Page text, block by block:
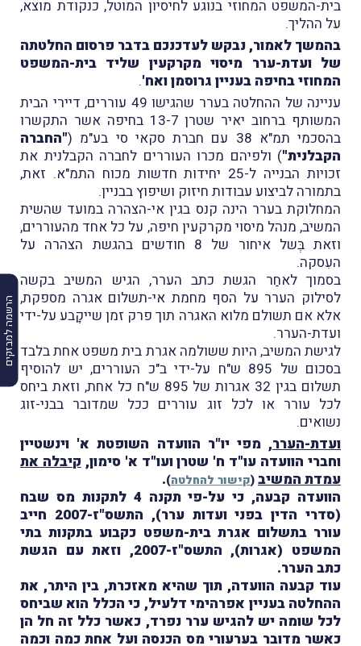
הרשמה למבזקים
בית-המשפט המחוזי בנוגע לחיסיון המוטל, כנקודת מוצא,
על ההליך.
בהמשך לאמור, נבקש לעדכנכם בדבר פרסום החלטתה
של ועדת-ערר מיסוי מקרקעין שליד בית-המשפט
המחוזי בחיפה בעניין גרוסמן ואח'.
עניינה של ההחלטה בערר שהגישו 49 עוררים, דיירי הבית
המשותף ברחוב יאיר שטרן 13-7 בחיפה אשר התקשרו
בהסכמי תמ"א 38 עם חברת סקאי סי בע"מ (
"החברה
הקבלנית") ולפיהם מכרו העוררים לחברה הקבלנית את
זכויות הבנייה ל-25 יחידות חדשות מכוח התמ"א. זאת,
בתמורה לביצוע עבודות חיזוק ושיפוץ בבניין.
המחלוקת בערר הינה קנס בגין אי-הצהרה במועד שהשית
המשיב, מנהל מיסוי מקרקעין חיפה, על כל אחד מהעוררים,
וזאת בְּשל איחור של 8 חודשים בהגשת הצהרה על
העִסקה.
בסמוך לאחַר הגשת כתב הערר, הגיש המשיב בקשה
לסילוק הערר על הסף מחמת אי-תשלום אגרה מספקת,
אלא אם תשולם מלוא האגרה תוך פרק זמן שייקָבע על-ידי
ועדת-הערר.
לגישת המשיב, היות ששולמה אגרת בית משפט אחת בלבד
בסכום של 895 ש"ח על-ידי ב"כ העוררים, יש להוסיף
תשלום בגין 32 אגרות של 895 ש"ח כל אחת, וזאת ביחס
לכל עורר או לכל זוג עוררים ככל שמדובר בבני-זוג
נשואים.
ועדת-הערר, מפי יו"ר הוועדה השופטת א' וינשטיין
וחברי הוועדה עו"ד ח' שטרן ועו"ד א' סימון, קיבלה את
עמדת המשיב(קישור להחלטה)
.
הוועדה קבעה, כי על-פי תקנה 4 לתקנות מס שבח
(סדרי הדין בפני ועדות ערר), התשס"ז-2007 חייב
עורר בתשלום אגרת בית-משפט כקבוע בתקנות בתי
המשפט (אגרות), התשס"ז-2007, וזאת עם הגשת
כתב הערר.
עוד קבעה הוועדה, תוך שהיא מאזכרת, בין היתר, את
ההחלטה בעניין אפרהימי דלעיל, כי הכלל הוא שביחס
לכל שומה יש להגיש ערר נפרד, כאשר כלל זה חל הן
כאשר מדובר בערעורי מס הכנסה ועל אחת כמה וכמה